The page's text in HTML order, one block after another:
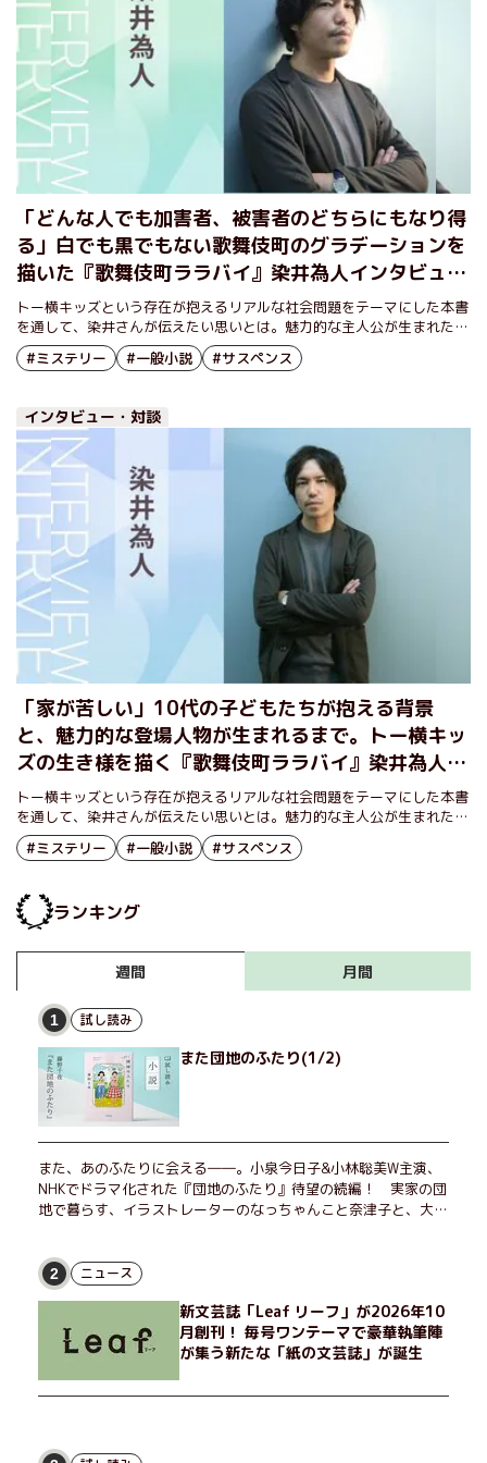
「どんな人でも加害者、被害者のどちらにもなり得
る」白でも黒でもない歌舞伎町のグラデーションを
描いた『歌舞伎町ララバイ』染井為人インタビュー
（後編）
トー横キッズという存在が抱えるリアルな社会問題をテーマにした本書
を通して、染井さんが伝えたい思いとは。魅力的な主人公が生まれた過
程についても、あわせてうかがった。
#ミステリー #一般小説 #サスペンス
インタビュー・対談
「家が苦しい」10代の子どもたちが抱える背景
と、魅力的な登場人物が生まれるまで。トー横キッ
ズの生き様を描く『歌舞伎町ララバイ』染井為人イ
ンタビュー（前編）
トー横キッズという存在が抱えるリアルな社会問題をテーマにした本書
を通して、染井さんが伝えたい思いとは。魅力的な主人公が生まれた過
程についても、あわせてうかがった。
#ミステリー #一般小説 #サスペンス
ランキング
週間 月間
1 試し読み
また団地のふたり(1/2)
また、あのふたりに会える――。小泉今日子&小林聡美W主演、
NHKでドラマ化された『団地のふたり』待望の続編！ 実家の団
地で暮らす、イラストレーターのなっちゃんこと奈津子と、大学
げたり、部屋でふたりだけの「台湾映画祭」を催したり。50代
独身、幼なじみの変わらぬ友情とささやかな幸せの日々を描く。
2 ニュース
新文芸誌「Leaf リーフ」が2026年10
月創刊！ 毎号ワンテーマで豪華執筆陣
が集う新たな「紙の文芸誌」が誕生